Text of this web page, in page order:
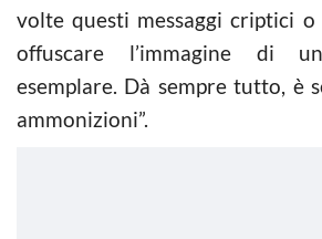
volte questi messaggi criptici
offuscare l’immagine di
esemplare. Dà sempre tutto, è
ammonizioni”.